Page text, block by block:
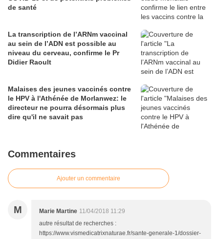
de santé
La transcription de l’ARNm vaccinal
au sein de l’ADN est possible au
niveau du cerveau, confirme le Pr
Didier Raoult
Malaises des jeunes vaccinés contre
le HPV à l'Athénée de Morlanwez: le
directeur ne pourra désormais plus
dire qu'il ne savait pas
Commentaires
Ajouter un commentaire
M Marie Martine 11/04/2018 11:29
autre résultat de recherches :
https://www.vismedicatrixnaturae.fr/sante-generale-1/dossier-